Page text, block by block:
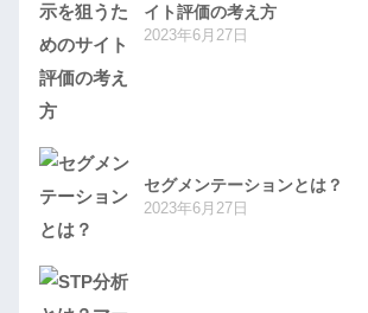
イト評価の考え方
2023年6月27日
セグメンテーションとは？
2023年6月27日